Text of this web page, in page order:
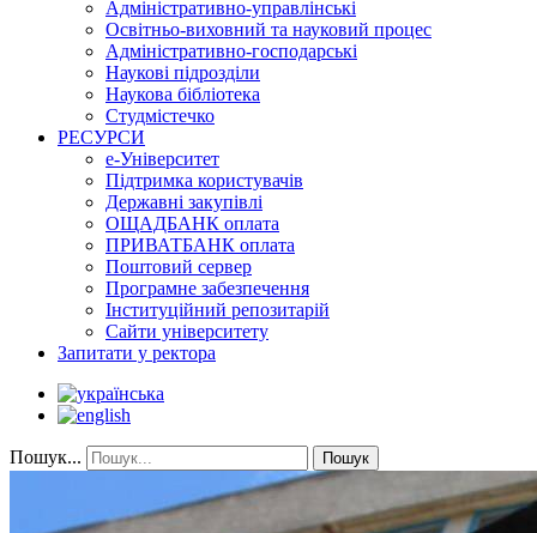
Адміністративно-управлінські
Освітньо-виховний та науковий процес
Адміністративно-господарські
Наукові підрозділи
Наукова бібліотека
Студмістечко
РЕСУРСИ
е-Університет
Підтримка користувачів
Державні закупівлі
ОЩАДБАНК оплата
ПРИВАТБАНК оплата
Поштовий сервер
Програмне забезпечення
Інституційний репозитарій
Сайти університету
Запитати у ректора
Пошук... Пошук